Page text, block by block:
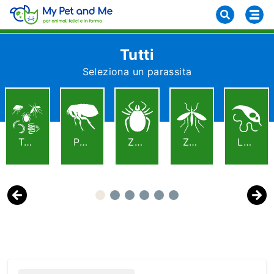
Tutti
Seleziona un parassita
Previous
Tutti Pulci Zecche Zanzare E Pappataci Leishmaniosi
Next